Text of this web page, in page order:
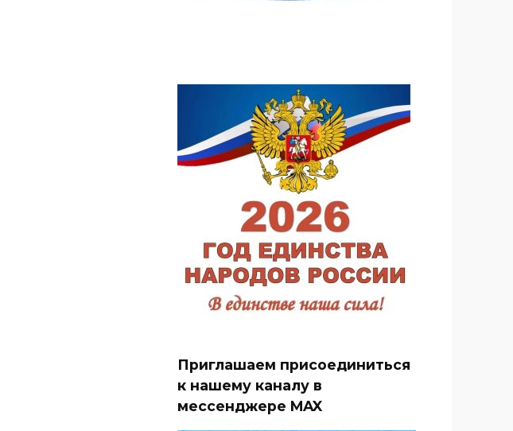
Приглашаем присоединиться
к нашему каналу в
мессенджере MAX